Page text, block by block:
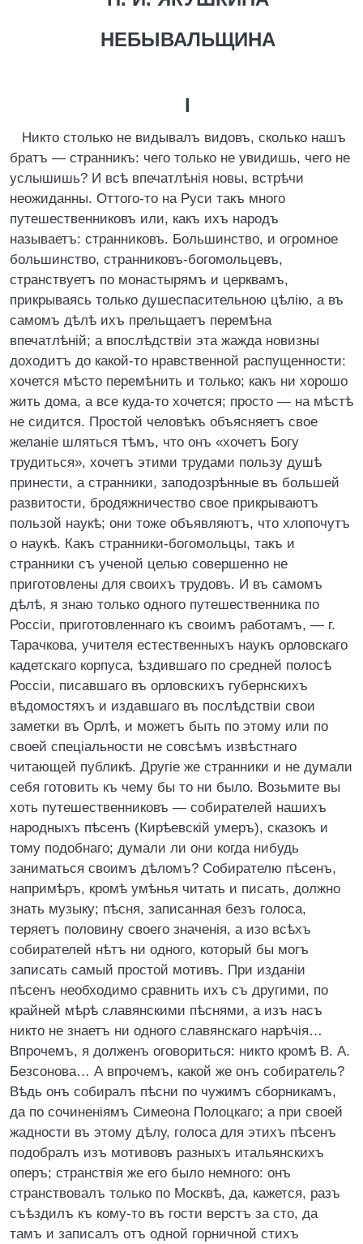
НЕБЫВАЛЬЩИНА
I
Никто столько не видывалъ видовъ, сколько нашъ
братъ — странникъ: чего только не увидишь, чего не
услышишь? И всѣ впечатлѣнія новы, встрѣчи
неожиданны. Оттого-то на Руси такъ много
путешественниковъ или, какъ ихъ народъ
называетъ: странниковъ. Большинство, и огромное
большинство, странниковъ-богомольцевъ,
странствуетъ по монастырямъ и церквамъ,
прикрываясь только душеспасительною цѣлію, а въ
самомъ дѣлѣ ихъ прельщаетъ перемѣна
впечатлѣній; а впослѣдствіи эта жажда новизны
доходитъ до какой-то нравственной распущенности:
хочется мѣсто перемѣнить и только; какъ ни хорошо
жить дома, а все куда-то хочется; просто — на мѣстѣ
не сидится. Простой человѣкъ объясняетъ свое
желаніе шляться тѣмъ, что онъ «хочетъ Богу
трудиться», хочетъ этими трудами пользу душѣ
принести, а странники, заподозрѣнные въ большей
развитости, бродяжничество свое прикрываютъ
пользой наукѣ; они тоже объявляютъ, что хлопочутъ
о наукѣ. Какъ странники-богомольцы, такъ и
странники съ ученой целью совершенно не
приготовлены для своихъ трудовъ. И въ самомъ
дѣлѣ, я знаю только одного путешественника по
Россіи, приготовленнаго къ своимъ работамъ, — г.
Тарачкова, учителя естественныхъ наукъ орловскаго
кадетскаго корпуса, ѣздившаго по средней полосѣ
Россіи, писавшаго въ орловскихъ губернскихъ
вѣдомостяхъ и издавшаго въ послѣдствіи свои
заметки въ Орлѣ, и можетъ быть по этому или по
своей спеціальности не совсѣмъ извѣстнаго
читающей публикѣ. Другіе же странники и не думали
себя готовить къ чему бы то ни было. Возьмите вы
хоть путешественниковъ — собирателей нашихъ
народныхъ пѣсенъ (Кирѣевскій умеръ), сказокъ и
тому подобнаго; думали ли они когда нибудь
заниматься своимъ дѣломъ? Собирателю пѣсенъ,
напримѣръ, кромѣ умѣнья читать и писать, должно
знать музыку; пѣсня, записанная безъ голоса,
теряетъ половину своего значенія, а изо всѣхъ
собирателей нѣтъ ни одного, который бы могъ
записать самый простой мотивъ. При изданіи
пѣсенъ необходимо сравнить ихъ съ другими, по
крайней мѣрѣ славянскими пѣснями, а изъ насъ
никто не знаетъ ни одного славянскаго нарѣчія…
Впрочемъ, я долженъ оговориться: никто кромѣ В. А.
Безсонова… А впрочемъ, какой же онъ собиратель?
Вѣдь онъ собиралъ пѣсни по чужимъ сборникамъ,
да по сочиненіямъ Симеона Полоцкаго; а при своей
жадности въ этому дѣлу, голоса для этихъ пѣсенъ
подобралъ изъ мотивовъ разныхъ итальянскихъ
оперъ; странствія же его было немного: онъ
странствовалъ только по Москвѣ, да, кажется, разъ
съѣздилъ къ кому-то въ гости верстъ за сто, да
тамъ и записалъ отъ одной горничной стихъ